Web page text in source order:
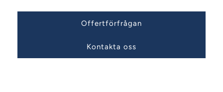
Offertförfrågan
Kontakta oss